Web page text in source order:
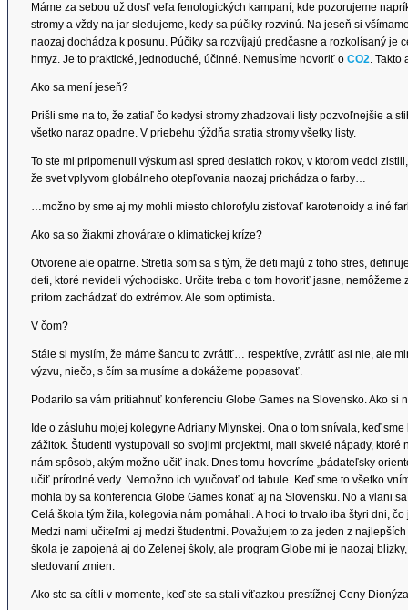
Máme za sebou už dosť veľa fenologických kampaní, kde pozorujeme
stromy a vždy na jar sledujeme, kedy sa púčiky rozvinú. Na jeseň si
naozaj dochádza k posunu. Púčiky sa rozvíjajú predčasne a rozkolísaný je
hmyz. Je to praktické, jednoduché, účinné. Nemusíme hovoriť o CO2. Takto
Ako sa mení jeseň?
Prišli sme na to, že zatiaľ čo kedysi stromy zhadzovali listy pozvoľnejšie a
všetko naraz opadne. V priebehu týždňa stratia stromy všetky listy.
To ste mi pripomenuli výskum asi spred desiatich rokov, v ktorom vedci
že svet vplyvom globálneho otepľovania naozaj prichádza o farby…
…možno by sme aj my mohli miesto chlorofylu zisťovať karotenoidy a iné
Ako sa so žiakmi zhovárate o klimatickej kríze?
Otvorene ale opatrne. Stretla som sa s tým, že deti majú z toho stres,
deti, ktoré nevideli východisko. Určite treba o tom hovoriť jasne,
pritom zachádzať do extrémov. Ale som optimista.
V čom?
Stále si myslím, že máme šancu to zvrátiť… respektíve, zvrátiť asi nie, ale
výzvu, niečo, s čím sa musíme a dokážeme popasovať.
Podarilo sa vám pritiahnuť konferenciu Globe Games na Slovensko. Ako si
Ide o zásluhu mojej kolegyne Adriany Mlynskej. Ona o tom snívala, keď
zážitok. Študenti vystupovali so svojimi projektmi, mali skvelé nápady,
nám spôsob, akým možno učiť inak. Dnes tomu hovoríme „bádateľsky
učiť prírodné vedy. Nemožno ich vyučovať od tabule. Keď sme to všetko
mohla by sa konferencia Globe Games konať aj na Slovensku. No a vlani
Celá škola tým žila, kolegovia nám pomáhali. A hoci to trvalo iba štyri dni,
Medzi nami učiteľmi aj medzi študentmi. Považujem to za jeden z
škola je zapojená aj do Zelenej školy, ale program Globe mi je naozaj
sledovaní zmien.
Ako ste sa cítili v momente, keď ste sa stali víťazkou prestížnej Ceny